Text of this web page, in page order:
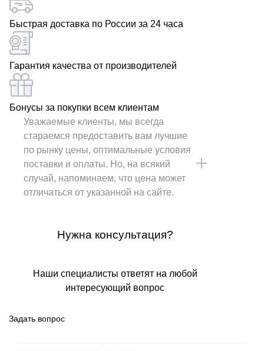
Быстрая доставка по России за 24 часа
Гарантия качества от производителей
Бонусы за покупки всем клиентам
Уважаемые клиенты, мы всегда
стараемся предоставить вам лучшие
по рынку цены, оптимальные условия
поставки и оплаты. Но, на всякий
случай, напоминаем, что цена может
отличаться от указанной на сайте.
Нужна консультация?
Наши специалисты ответят на любой
интересующий вопрос
Задать вопрос